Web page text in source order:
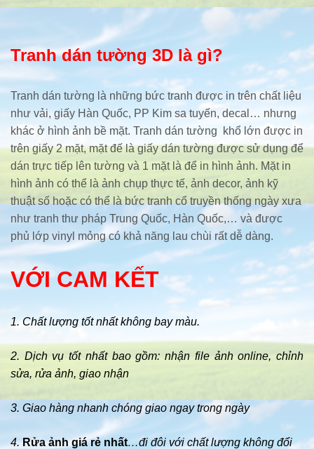
Tranh dán tường 3D là gì?
Tranh dán tường là những bức tranh được in trên chất liệu
như vải, giấy Hàn Quốc, PP Kim sa tuyến, decal… nhưng
khác ở hình ảnh bề mặt. Tranh dán tường khổ lớn được in
trên giấy 2 mặt, mặt đế là giấy dán tường được sử dụng để
dán trực tiếp lên tường và 1 mặt là để in hình ảnh. Mặt in
hình ảnh có thể là ảnh chụp thực tế, ảnh decor, ảnh kỹ
thuật số hoặc có thể là bức tranh cổ truyền thống ngày xưa
như tranh thư pháp Trung Quốc, Hàn Quốc,… và được
phủ lớp vinyl mỏng có khả năng lau chùi rất dễ dàng.
VỚI CAM KẾT
1. Chất lượng tốt nhất không bay màu.
2. Dịch vụ tốt nhất bao gồm: nhận file ảnh online, chỉnh
sửa, rửa ảnh, giao nhận
3. Giao hàng nhanh chóng giao ngay trong ngày
4.Rửa ảnh giá rẻ nhất…đi đôi với chất lượng không đổi